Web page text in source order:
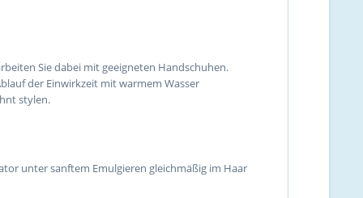
Sie dabei mit geeigneten Handschuhen.
der Einwirkzeit mit warmem Wasser
stylen.
unter sanftem Emulgieren gleichmäßig im Haar